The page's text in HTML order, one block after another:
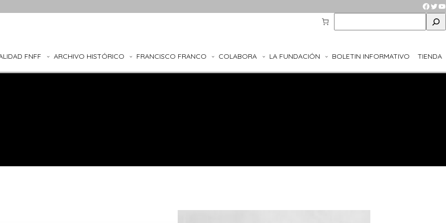
e
r
FNFF ARCHIVO HISTÓRICO FRANCISCO FRANCO COLABORA LA FUNDACIÓN BOLETIN INFORMATIVO TIENDA